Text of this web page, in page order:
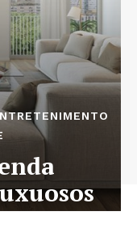
Euros